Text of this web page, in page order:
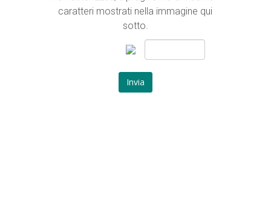
caratteri mostrati nella immagine qui
sotto.
Invia